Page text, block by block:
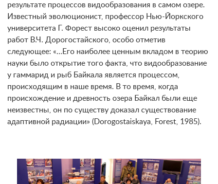
результате процессов видообразования в самом озере.
Известный эволюционист, профессор Нью-Йоркского
университета Г. Форест высоко оценил результаты
работ В.Ч. Дорогостайского, особо отметив
следующее: «…Его наиболее ценным вкладом в теорию
науки было открытие того факта, что видообразование
у гаммарид и рыб Байкала является процессом,
происходящим в наше время. В то время, когда
происхождение и древность озера Байкал были еще
неизвестны, он по существу доказал существование
адаптивной радиации» (Dorogostaiskaya, Forest, 1985).